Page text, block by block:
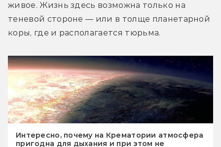
живое. Жизнь здесь возможна только на
теневой стороне — или в толще планетарной
коры, где и располагается тюрьма.
Интересно, почему на Крематории атмосфера
пригодна для дыхания и при этом не